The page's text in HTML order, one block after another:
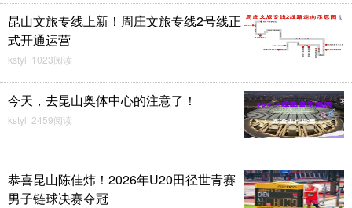
昆山文旅专线上新！周庄文旅专线2号线正
式开通运营
kstyl 1023阅读
今天，去昆山奥体中心的注意了！
kstyl 2459阅读
恭喜昆山陈佳炜！2026年U20田径世青赛
男子链球决赛夺冠